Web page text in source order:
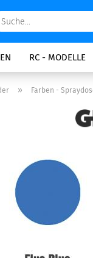
RC - MODELLE
» Farben -